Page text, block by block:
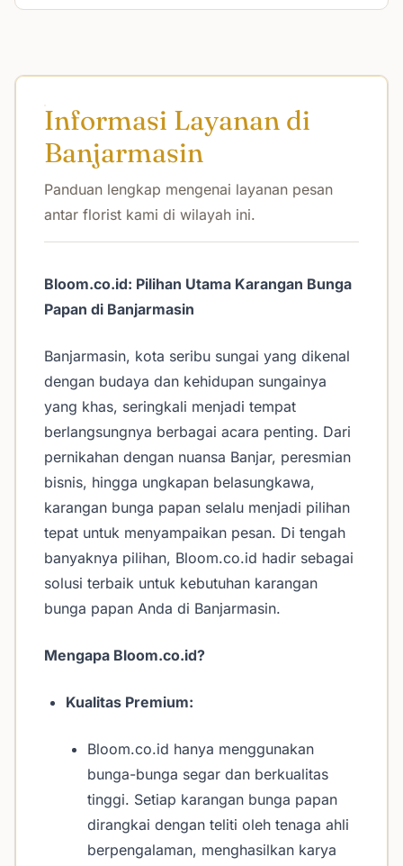
Informasi Layanan di
Banjarmasin
Panduan lengkap mengenai layanan pesan
antar florist kami di wilayah ini.
Bloom.co.id: Pilihan Utama Karangan Bunga
Papan di Banjarmasin
Banjarmasin, kota seribu sungai yang dikenal
dengan budaya dan kehidupan sungainya
yang khas, seringkali menjadi tempat
berlangsungnya berbagai acara penting. Dari
pernikahan dengan nuansa Banjar, peresmian
bisnis, hingga ungkapan belasungkawa,
karangan bunga papan selalu menjadi pilihan
tepat untuk menyampaikan pesan. Di tengah
banyaknya pilihan, Bloom.co.id hadir sebagai
solusi terbaik untuk kebutuhan karangan
bunga papan Anda di Banjarmasin.
Mengapa Bloom.co.id?
Kualitas Premium:
Bloom.co.id hanya menggunakan
bunga-bunga segar dan berkualitas
tinggi. Setiap karangan bunga papan
dirangkai dengan teliti oleh tenaga ahli
berpengalaman, menghasilkan karya